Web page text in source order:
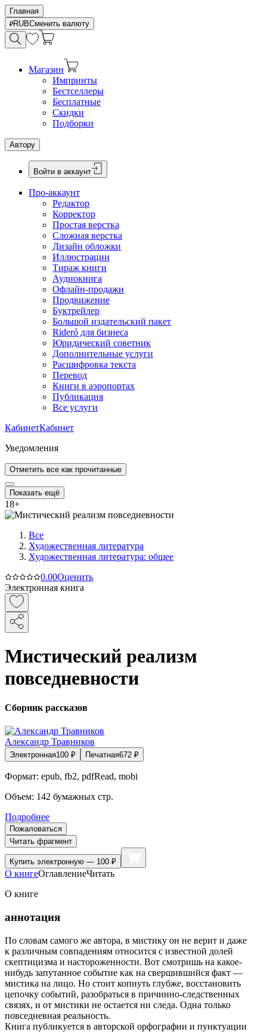
Главная
RUBСменить валюту
Магазин
Импринты
Бестселлеры
Бесплатные
Скидки
Подборки
Автору
Войти в аккаунт
Про-аккаунт
Редактор
Корректор
Простая верстка
Сложная верстка
Дизайн обложки
Иллюстрации
Тираж книги
Аудиокнига
Офлайн-продажи
Продвижение
Буктрейлер
Большой издательский пакет
Rideró для бизнеса
Юридический советник
Дополнительные услуги
Расшифровка текста
Перевод
Книги в аэропортах
Публикация
Все услуги
КабинетКабинет
Уведомления
Отметить все как прочитанные
Показать ещё
18+
Все
Художественная литература
Художественная литература: общее
0.00Оценить
Электронная книга
Мистический реализм
повседневности
Сборник рассказов
Александр Травников
Электронная100 ₽ Печатная672 ₽
Формат: epub, fb2, pdfRead, mobi
Объем: 142 бумажных стр.
Подробнее
Пожаловаться
Читать фрагмент
Купить электронную — 100 ₽
О книгеОглавлениеЧитать
О книге
аннотация
По словам самого же автора, в мистику он не верит и даже
к различным совпадениям относится с известной долей
скептицизма и настороженности. Вот смотришь на какое-
нибудь запутанное событие как на свершившийся факт —
мистика на лицо. Но стоит копнуть глубже, восстановить
цепочку событий, разобраться в причинно-следственных
связях, и от мистики не остается ни следа. Одна только
повседневная реальность.
Книга публикуется в авторской орфографии и пунктуации